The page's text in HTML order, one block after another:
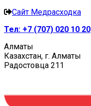
Сайт Медрасходка
Тел: +7 (707) 020 10 20
Алматы
Казахстан, г. Алматы
Радостовца 211